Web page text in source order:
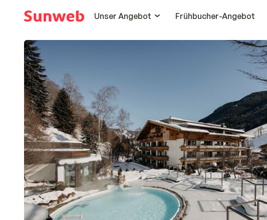
Unser Angebot
Frühbucher-Angebot